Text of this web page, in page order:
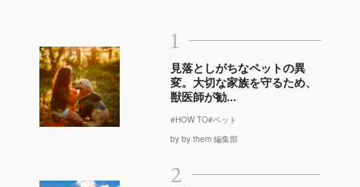
1
見落としがちなペットの異
変。大切な家族を守るため、
獣医師が勧...
#HOW TO#ペット
by by them 編集部
2